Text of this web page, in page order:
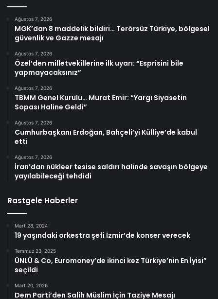
Ağustos 7, 2026
MGK’dan 8 maddelik bildiri… Terörsüz Türkiye, bölgesel
güvenlik ve Gazze mesajı
Ağustos 7, 2026
Özel’den milletvekillerine ilk uyarı: “Esprisini bile
yapmayacaksınız”
Ağustos 7, 2026
TBMM Genel Kurulu… Murat Emir: “Yargı Siyasetin
Sopası Haline Geldi”
Ağustos 7, 2026
Cumhurbaşkanı Erdoğan, Bahçeli’yi Külliye’de kabul
etti
Ağustos 7, 2026
İran’dan nükleer tesise saldırı halinde savaşın bölgeye
yayılabileceği tehdidi
Rastgele Haberler
Mart 28, 2024
19 yaşındaki orkestra şefi İzmir’de konser verecek
Temmuz 23, 2025
ÜNLÜ & Co, Euromoney’de ikinci kez Türkiye’nin En İyisi”
seçildi
Mart 20, 2026
Dem Parti’den Salih Müslim İçin Taziye Mesajı